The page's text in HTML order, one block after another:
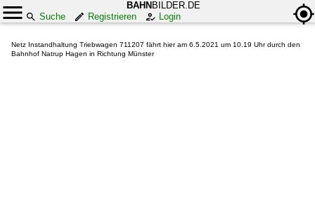
BAHN BILDER.DE
Suche
Registrieren Login
Netz Instandhaltung Triebwagen 711207 fährt hier am 6.5.2021 um 10.19 Uhr durch den
Bahnhof Natrup Hagen in Richtung Münster